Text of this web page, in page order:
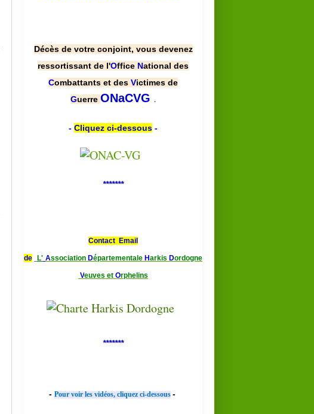
Décès de votre conjoint, vous devenez
ressortissant de l'Office National des
Combattants et des Victimes de
Guerre ONaCVG .
- Cliquez ci-dessous -
*******
Contact Email
de L' Association Départementale Harkis Dordogne
Veuves et Orphelins
*******
- Pour voir les vidéos, cliquez ci-dessous -